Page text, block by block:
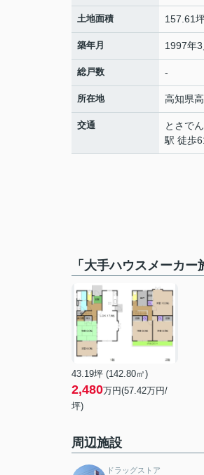
土地面積 157.61
築年月 1997年3
総戸数 -
所在地 高知県
交通 とさで
駅 徒歩
「大手ハウスメーカ
43.19坪 (142.80㎡)
2,480万円(57.42万円/
坪)
周辺施設
ドラッグストア